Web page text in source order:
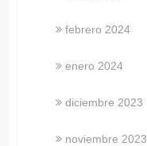
febrero 2024
enero 2024
diciembre 2023
noviembre 2023